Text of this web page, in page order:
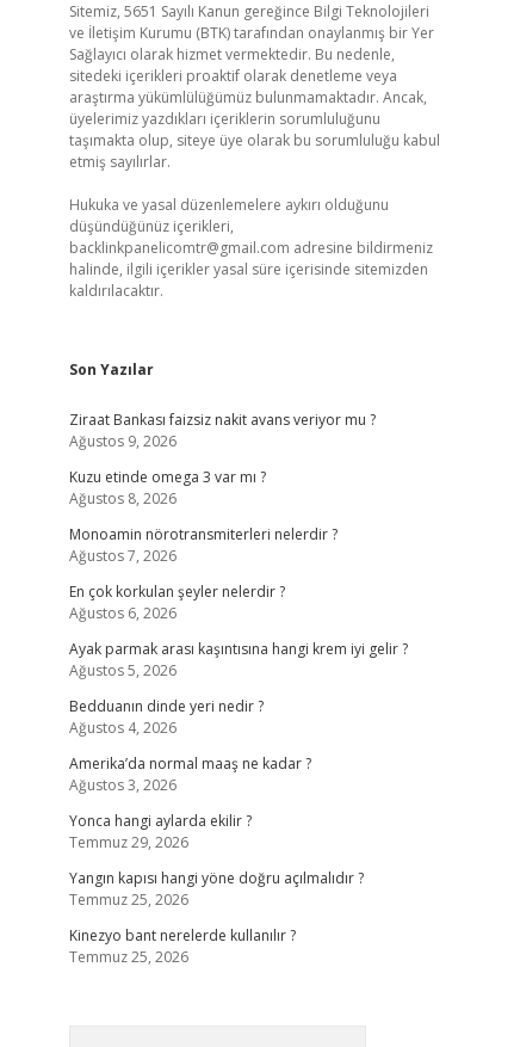
Sitemiz, 5651 Sayılı Kanun gereğince Bilgi Teknolojileri
ve İletişim Kurumu (BTK) tarafından onaylanmış bir Yer
Sağlayıcı olarak hizmet vermektedir. Bu nedenle,
sitedeki içerikleri proaktif olarak denetleme veya
araştırma yükümlülüğümüz bulunmamaktadır. Ancak,
üyelerimiz yazdıkları içeriklerin sorumluluğunu
taşımakta olup, siteye üye olarak bu sorumluluğu kabul
etmiş sayılırlar.
Hukuka ve yasal düzenlemelere aykırı olduğunu
düşündüğünüz içerikleri,
backlinkpanelicomtr@gmail.com adresine bildirmeniz
halinde, ilgili içerikler yasal süre içerisinde sitemizden
kaldırılacaktır.
Son Yazılar
Ziraat Bankası faizsiz nakit avans veriyor mu ?
Ağustos 9, 2026
Kuzu etinde omega 3 var mı ?
Ağustos 8, 2026
Monoamin nörotransmiterleri nelerdir ?
Ağustos 7, 2026
En çok korkulan şeyler nelerdir ?
Ağustos 6, 2026
Ayak parmak arası kaşıntısına hangi krem iyi gelir ?
Ağustos 5, 2026
Bedduanın dinde yeri nedir ?
Ağustos 4, 2026
Amerika’da normal maaş ne kadar ?
Ağustos 3, 2026
Yonca hangi aylarda ekilir ?
Temmuz 29, 2026
Yangın kapısı hangi yöne doğru açılmalıdır ?
Temmuz 25, 2026
Kinezyo bant nerelerde kullanılır ?
Temmuz 25, 2026